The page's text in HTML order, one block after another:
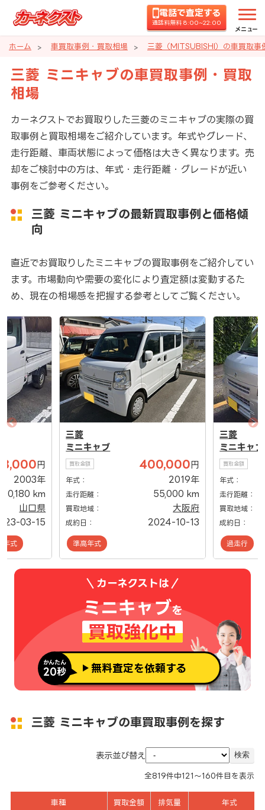
電話で査定する
通話料無料 8:00~22:00
メニュー
ホーム 車買取事例・買取相場 三菱（MITSUBISHI）の車買取事
三菱 ミニキャブの車買取事例・買取
相場
カーネクストでお買取りした三菱のミニキャブの実際の買
取事例と買取相場をご紹介しています。年式やグレード、
走行距離、車両状態によって価格は大きく異なります。売
却をご検討中の方は、年式・走行距離・グレードが近い
事例をご参考ください。
三菱 ミニキャブの最新買取事例と価格傾
向
直近でお買取りしたミニキャブの買取事例をご紹介してい
ます。市場動向や需要の変化により査定額は変動するた
め、現在の相場感を把握する参考としてご覧ください。
円
2003年
km
山口県
03-15
年式
三菱
ミニキャブ
買取金額 400,000 円
年式： 2019年
走行距離： 55,000 km
買取地域： 大阪府
成約日： 2024-10-13
準高年式
三菱
ミニキャブ
買取金額
年式：
走行距離：
買取地域：
成約日：
過走行
カーネクストは
ミニキャブを
買取強化中
かんたん
20秒 無料査定を依頼する
三菱 ミニキャブの車買取事例を探す
表示並び替え
全819件中121～160件目を表示
車種 買取金額 排気量 年式